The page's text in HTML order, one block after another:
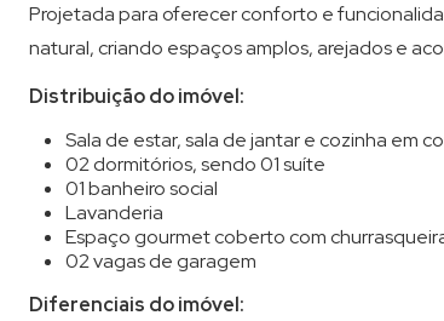
Projetada para oferecer conforto e
natural, criando espaços amplos, arejados e
Distribuição do imóvel:
Sala de estar, sala de jantar e cozinha em
02 dormitórios, sendo 01 suíte
01 banheiro social
Lavanderia
Espaço gourmet coberto com
02 vagas de garagem
Diferenciais do imóvel: